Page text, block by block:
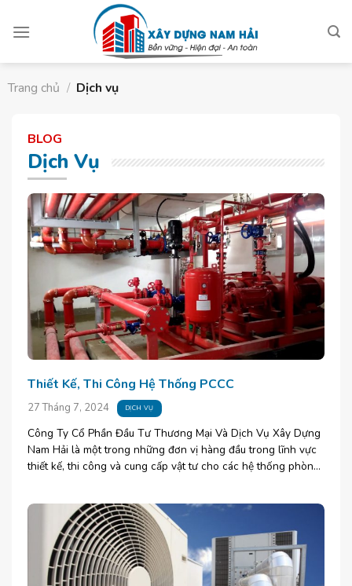
Trang chủ / Dịch vụ
BLOG
Dịch Vụ
DỊCH VỤ
Thiết Kế, Thi Công Hệ Thống PCCC
27 Tháng 7, 2024
Công Ty Cổ Phần Đầu Tư Thương Mại Và Dịch Vụ Xây Dựng
Nam Hải là một trong những đơn vị hàng đầu trong lĩnh vực
thiết kế, thi công và cung cấp vật tư cho các hệ thống phòng